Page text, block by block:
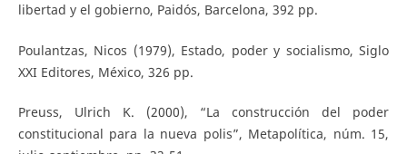
libertad y el gobierno, Paidós, Barcelona, 392 pp.
Poulantzas, Nicos (1979), Estado, poder y socialismo, Siglo
XXI Editores, México, 326 pp.
Preuss, Ulrich K. (2000), “La construcción del poder
constitucional para la nueva polis”, Metapolítica, núm. 15,